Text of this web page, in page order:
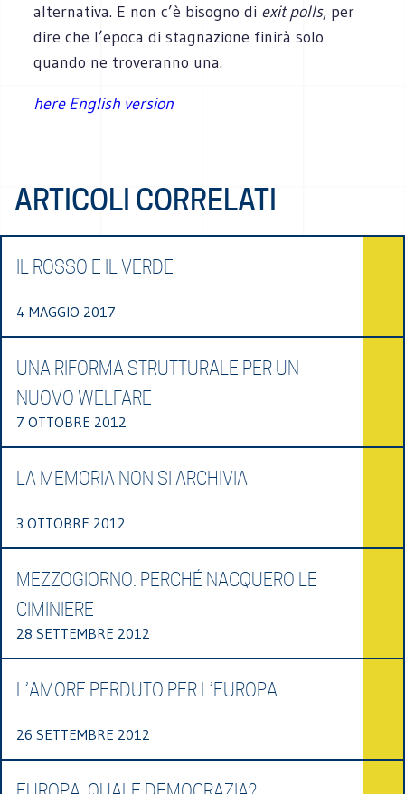
alternativa. E non c’è bisogno di exit polls, per
dire che l’epoca di stagnazione finirà solo
quando ne troveranno una.
here English version
ARTICOLI CORRELATI
IL ROSSO E IL VERDE
4 MAGGIO 2017
UNA RIFORMA STRUTTURALE PER UN
NUOVO WELFARE
7 OTTOBRE 2012
LA MEMORIA NON SI ARCHIVIA
3 OTTOBRE 2012
MEZZOGIORNO. PERCHÉ NACQUERO LE
CIMINIERE
28 SETTEMBRE 2012
L’AMORE PERDUTO PER L’EUROPA
26 SETTEMBRE 2012